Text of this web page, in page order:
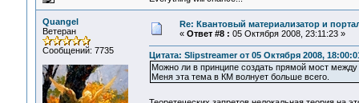
Quangel
Ветеран
Сообщений: 7735
Re: Квантовый материализатор и
« Ответ #8 : 05 Октября 2008, 23:11:23 »
Цитата: Slipstreamer от 05 Октября 2008,
Можно ли в принципе создать прямой мост
Меня эта тема в КМ волнует больше всего.